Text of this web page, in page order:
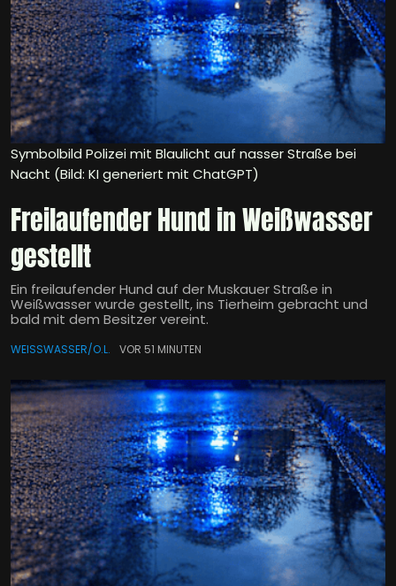
Symbolbild Polizei mit Blaulicht auf nasser Straße bei
Nacht (Bild: KI generiert mit ChatGPT)
Freilaufender Hund in Weißwasser
gestellt
Ein freilaufender Hund auf der Muskauer Straße in
Weißwasser wurde gestellt, ins Tierheim gebracht und
bald mit dem Besitzer vereint.
WEISSWASSER/O.L. VOR 51 MINUTEN